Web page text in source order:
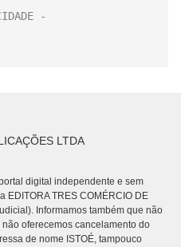
LTDA
digital independente e sem
EDITORA TRES COMÉRCIO DE
Informamos também que não
oferecemos cancelamento do
de nome ISTOÉ, tampouco